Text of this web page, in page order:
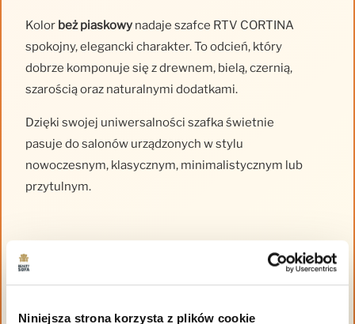
Niniejsza strona korzysta z plików cookie
Kolor beż piaskowy nadaje szafce RTV CORTINA
spokojny, elegancki charakter. To odcień, który
dobrze komponuje się z drewnem, bielą, czernią,
szarością oraz naturalnymi dodatkami.
Dzięki swojej uniwersalności szafka świetnie
pasuje do salonów urządzonych w stylu
nowoczesnym, klasycznym, minimalistycznym lub
przytulnym.